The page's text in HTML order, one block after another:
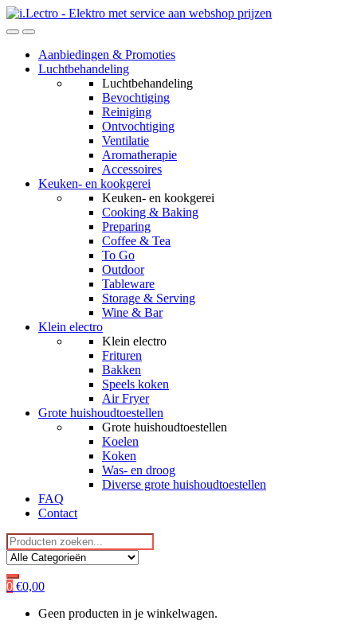
Skip
to
Skip
to
Aanbiedingen & Promoties
Luchtbehandeling
Luchtbehandeling
Bevochtiging
Reiniging
Ontvochtiging
Ventilatie
Aromatherapie
Accessoires
Keuken- en kookgerei
Keuken- en kookgerei
Cooking & Baking
Preparing
Coffee & Tea
To Go
Outdoor
Tableware
Storage & Serving
Wine & Bar
Klein electro
Klein electro
Frituren
Bakken
Speels koken
Air Fryer
Grote huishoudtoestellen
Grote huishoudtoestellen
Koelen
Koken
Was- en droog
Diverse grote huishoudtoestellen
FAQ
Contact
Search
for:
0 €0,00
Geen producten in je winkelwagen.